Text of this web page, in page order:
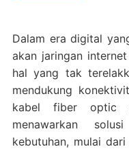
Dalam era digital
akan jaringan
hal yang tak
mendukung
kabel fiber optic
menawarkan
kebutuhan, mulai